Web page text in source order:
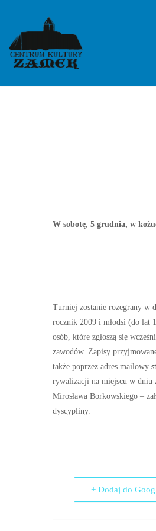
content
VII
W sobotę, 5 grudnia, w
Turniej zostanie rozegrany w
rocznik 2009 i młodsi (do lat
osób, które zgłoszą się
zawodów. Zapisy
także poprzez adres mailowy
rywalizacji na miejscu w dniu
Mirosława Borkowskiego –
dyscypliny.
+ Dodaj do